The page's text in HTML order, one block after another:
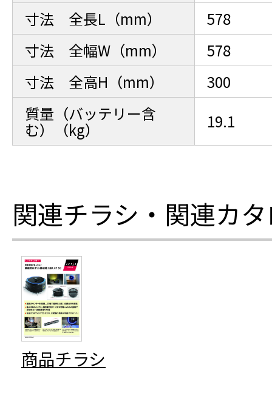
寸法 全長L（mm）
578
寸法 全幅W（mm）
578
寸法 全高H（mm）
300
質量（バッテリー含
む）（kg） 19.1
関連チラシ・関連カ
商品チラシ